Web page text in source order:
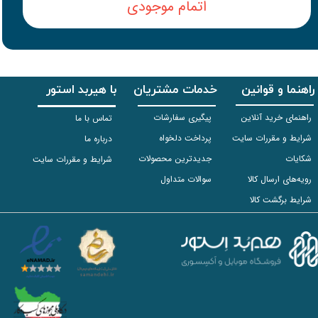
اتمام موجودی
راهنما و قوانین
راهنمای خرید آنلاین
شرایط و مقررات سایت
شکایات
رویه‌های ارسال کالا
شرایط برگشت کالا
خدمات مشتریان
پیگیری سفارشات
پرداخت دلخواه
جدیدترین محصولات
سوالات متداول
با هیربد استور
تماس با ما
درباره ما
شرایط و مقررات سایت